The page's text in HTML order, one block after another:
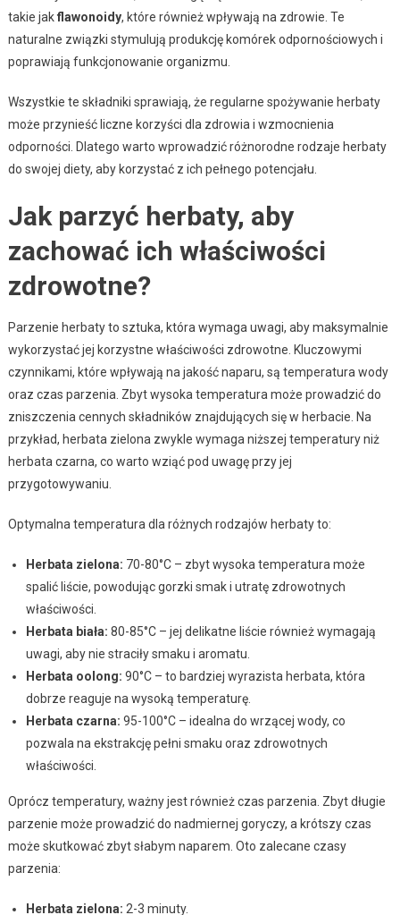
takie jakflawonoidy, które również wpływają na zdrowie. Te
naturalne związki stymulują produkcję komórek odpornościowych i
poprawiają funkcjonowanie organizmu.
Wszystkie te składniki sprawiają, że regularne spożywanie herbaty
może przynieść liczne korzyści dla zdrowia i wzmocnienia
odporności. Dlatego warto wprowadzić różnorodne rodzaje herbaty
do swojej diety, aby korzystać z ich pełnego potencjału.
Jak parzyć herbaty, aby
zachować ich właściwości
zdrowotne?
Parzenie herbaty to sztuka, która wymaga uwagi, aby maksymalnie
wykorzystać jej korzystne właściwości zdrowotne. Kluczowymi
czynnikami, które wpływają na jakość naparu, są temperatura wody
oraz czas parzenia. Zbyt wysoka temperatura może prowadzić do
zniszczenia cennych składników znajdujących się w herbacie. Na
przykład, herbata zielona zwykle wymaga niższej temperatury niż
herbata czarna, co warto wziąć pod uwagę przy jej
przygotowywaniu.
Optymalna temperatura dla różnych rodzajów herbaty to:
Herbata zielona: 70-80°C – zbyt wysoka temperatura może
spalić liście, powodując gorzki smak i utratę zdrowotnych
właściwości.
Herbata biała: 80-85°C – jej delikatne liście również wymagają
uwagi, aby nie straciły smaku i aromatu.
Herbata oolong: 90°C – to bardziej wyrazista herbata, która
dobrze reaguje na wysoką temperaturę.
Herbata czarna: 95-100°C – idealna do wrzącej wody, co
pozwala na ekstrakcję pełni smaku oraz zdrowotnych
właściwości.
Oprócz temperatury, ważny jest również czas parzenia. Zbyt długie
parzenie może prowadzić do nadmiernej goryczy, a krótszy czas
może skutkować zbyt słabym naparem. Oto zalecane czasy
parzenia:
Herbata zielona: 2-3 minuty.